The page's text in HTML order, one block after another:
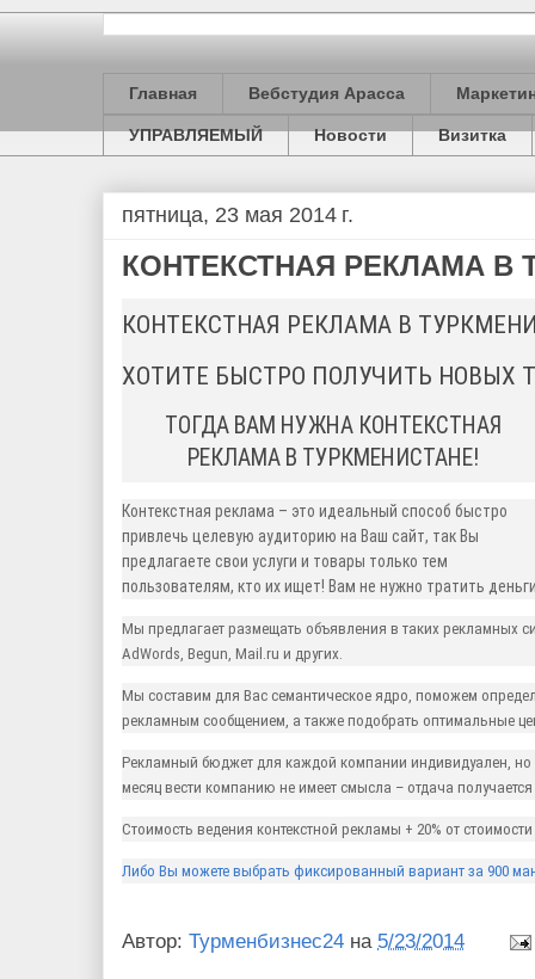
Главная Вебстудия Арасса
УПРАВЛЯЕМЫЙ Новости Визитка
пятница, 23 мая 2014 г.
КОНТЕКСТНАЯ РЕКЛАМА В
КОНТЕКСТНАЯ РЕКЛАМА В
ХОТИТЕ БЫСТРО ПОЛУЧИТЬ НОВЫХ
ТОГДА ВАМ НУЖНА КОНТЕКСТНАЯ
РЕКЛАМА В ТУРКМЕНИСТАНЕ!
Контекстная реклама – это идеальный способ быстро
привлечь целевую аудиторию на Ваш сайт, так Вы
предлагаете свои услуги и товары только тем
пользователям, кто их ищет! Вам не нужно тратить
Мы предлагает размещать объявления в таких рекламных
AdWords, Begun, Mail.ru и других.
Мы составим для Вас семантическое ядро, поможем
рекламным сообщением, а также подобрать оптимальные
Рекламный бюджет для каждой компании индивидуален,
месяц вести компанию не имеет смысла – отдача
Стоимость ведения контекстной рекламы + 20% от
Либо Вы можете выбрать фиксированный вариант за 900
Автор: Турменбизнес24 на 5/23/2014